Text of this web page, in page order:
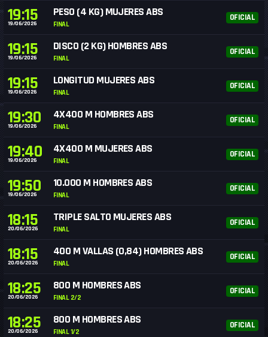
19:15
19/06/2026
PESO (4 KG) MUJERES ABS
FINAL
OFICIAL
19:15
19/06/2026
DISCO (2 KG) HOMBRES ABS
FINAL
OFICIAL
19:15
19/06/2026
LONGITUD MUJERES ABS
FINAL
OFICIAL
19:30
19/06/2026
4X400 M HOMBRES ABS
FINAL
OFICIAL
19:40
19/06/2026
4X400 M MUJERES ABS
FINAL
OFICIAL
19:50
19/06/2026
10.000 M HOMBRES ABS
FINAL
OFICIAL
18:15
20/06/2026
TRIPLE SALTO MUJERES ABS
FINAL
OFICIAL
18:15
20/06/2026
400 M VALLAS (0,84) HOMBRES ABS
FINAL
OFICIAL
18:25
20/06/2026
800 M HOMBRES ABS
FINAL 2/2
OFICIAL
18:25
20/06/2026
800 M HOMBRES ABS
FINAL 1/2
OFICIAL